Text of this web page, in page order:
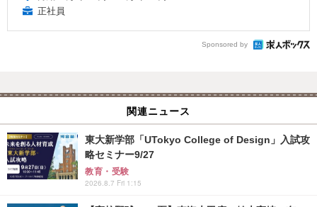
正社員
Sponsored by
関連ニュース
東大新学部「UTokyo College of Design」入試攻
略セミナー9/27
教育・受験
2026.8.7 Fri 1:15